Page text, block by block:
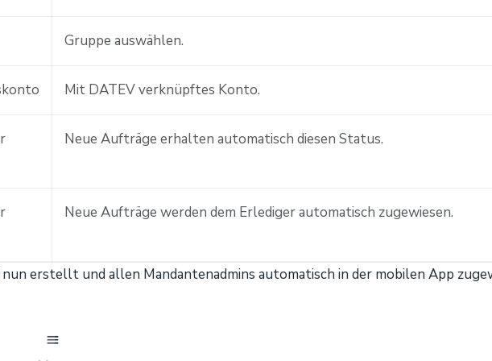
Gruppe auswählen.
Mit DATEV verknüpftes Konto.
Neue Aufträge erhalten automatisch diesen Status.
Neue Aufträge werden dem Erlediger automatisch zugewiesen.
erstellt und allen Mandantenadmins automatisch in der mobilen App